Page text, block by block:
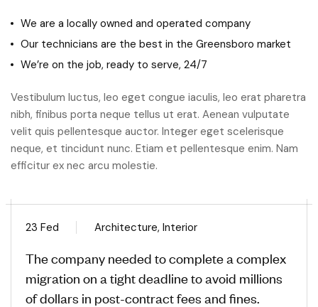
We are a locally owned and operated company
Our technicians are the best in the Greensboro market
We’re on the job, ready to serve, 24/7
Vestibulum luctus, leo eget congue iaculis, leo erat pharetra
nibh, finibus porta neque tellus ut erat. Aenean vulputate
velit quis pellentesque auctor. Integer eget scelerisque
neque, et tincidunt nunc. Etiam et pellentesque enim. Nam
efficitur ex nec arcu molestie.
23 Fed Architecture, Interior
The company needed to complete a complex
migration on a tight deadline to avoid millions
of dollars in post-contract fees and fines.